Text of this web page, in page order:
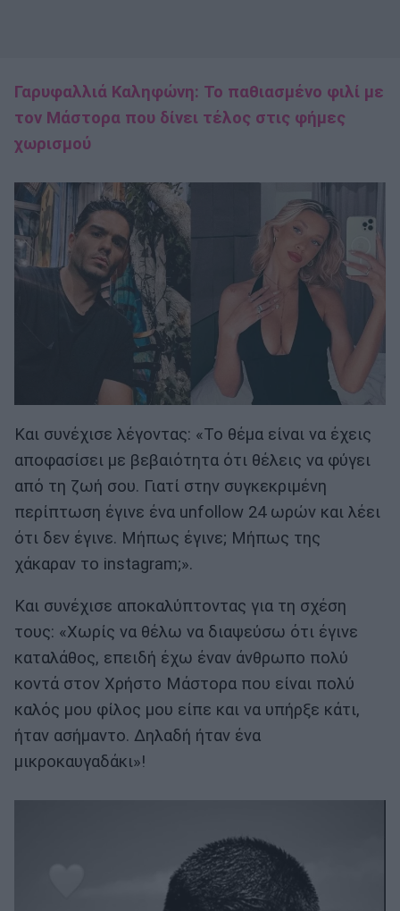
Γαρυφαλλιά Καληφώνη: Το παθιασμένο φιλί με
τον Μάστορα που δίνει τέλος στις φήμες
χωρισμού
Και συνέχισε λέγοντας: «Το θέμα είναι να έχεις
αποφασίσει με βεβαιότητα ότι θέλεις να φύγει
από τη ζωή σου. Γιατί στην συγκεκριμένη
περίπτωση έγινε ένα unfollow 24 ωρών και λέει
ότι δεν έγινε. Μήπως έγινε; Μήπως της
χάκαραν το instagram;».
Και συνέχισε αποκαλύπτοντας για τη σχέση
τους: «Χωρίς να θέλω να διαψεύσω ότι έγινε
καταλάθος, επειδή έχω έναν άνθρωπο πολύ
κοντά στον Χρήστο Μάστορα που είναι πολύ
καλός μου φίλος μου είπε και να υπήρξε κάτι,
ήταν ασήμαντο. Δηλαδή ήταν ένα
μικροκαυγαδάκι»!